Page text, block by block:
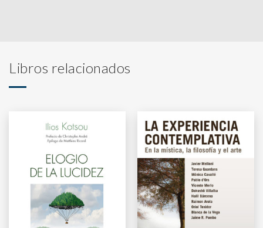
Libros relacionados